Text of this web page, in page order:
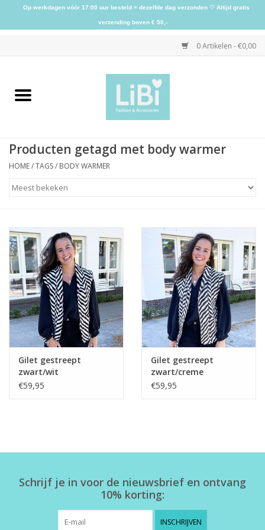
0 Artikelen - €0,00
Home
Schoenen
Sieraden
Accessoires
Home deco
SALE
Herensokken
Producten getagd met body warmer
HOME/TAGS/ BODY WARMER
Gilet gestreept
zwart/wit
€59,95
Gilet gestreept
zwart/creme
€59,95
Schrijf je in voor de nieuwsbrief en ontvang
10% korting:
INSCHRIJVEN
Op werkdagen vóór 17:00 uur besteld = dezelfde dag verzonden ♡ Altijd gratis
verzending boven € 50,-